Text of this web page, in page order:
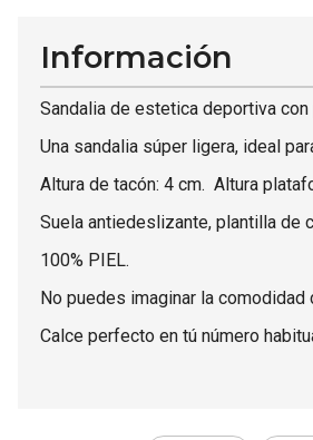
Información
Sandalia de estetica deportiva
Una sandalia súper ligera, ideal
Altura de tacón: 4 cm. Altura
Suela antiedeslizante, plantilla de
100% PIEL.
No puedes imaginar la comodidad
Calce perfecto en tú número